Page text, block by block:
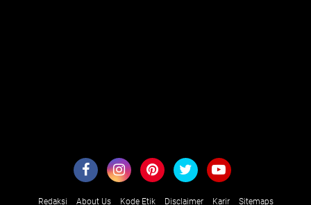
Redaksi About Us Kode Etik Disclaimer Karir Sitemaps